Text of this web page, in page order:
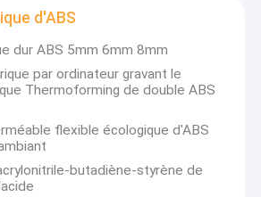
claire
de couleur
de miroir
Rods
d'aquarium
d'ABS
dur ABS 5mm 6mm 8mm
par ordinateur gravant le
Thermoforming de double ABS
flexible écologique d'ABS
butadiène-styrène de
acrylique de couleur, feuille acrylique
guide légère, plat ignifuge, plat
d'ESD, tube acrylique et la tige,
MAÇON employer les matières
de la lucite ou du Mitsubishi,
en verre de Pilkington, qui a été
et la dureté légères de
que la norme industrielle.